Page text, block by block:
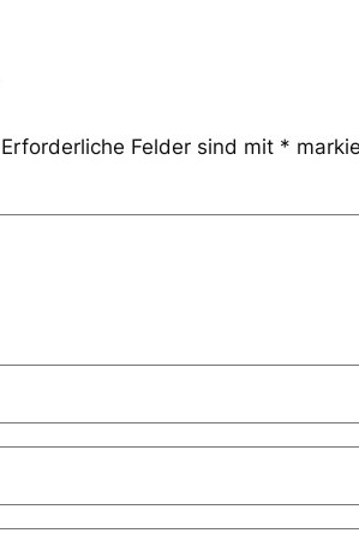
Erforderliche Felder sind mit *